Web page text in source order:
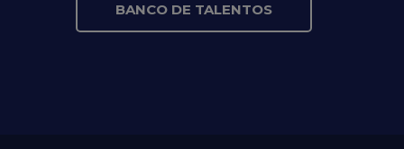
BANCO DE TALENTOS